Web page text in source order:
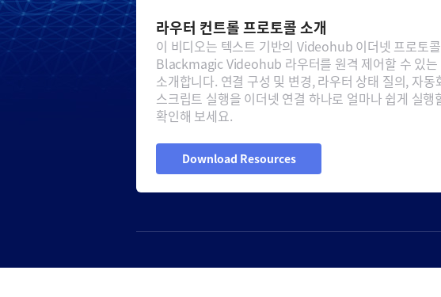
라우터 컨트롤 프로토콜 소개
이 비디오는 텍스트 기반의 Videohub 이더넷 프로토
Blackmagic Videohub 라우터를 원격 제어할 수 있는
소개합니다. 연결 구성 및 변경, 라우터 상태 질의, 자동
스크립트 실행을 이더넷 연결 하나로 얼마나 쉽게 실행
확인해 보세요.
Download Resources